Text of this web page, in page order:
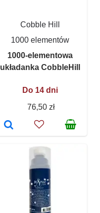
Cobble Hill
1000 elementów
1000-elementowa
układanka CobbleHill
Do 14 dni
76,50 zł